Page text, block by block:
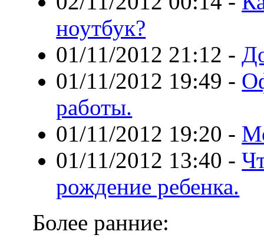
ноутбук?
01/11/2012 21:12 -
01/11/2012 19:49 -
работы.
01/11/2012 19:20 -
01/11/2012 13:40 -
рождение ребенка.
Более ранние: